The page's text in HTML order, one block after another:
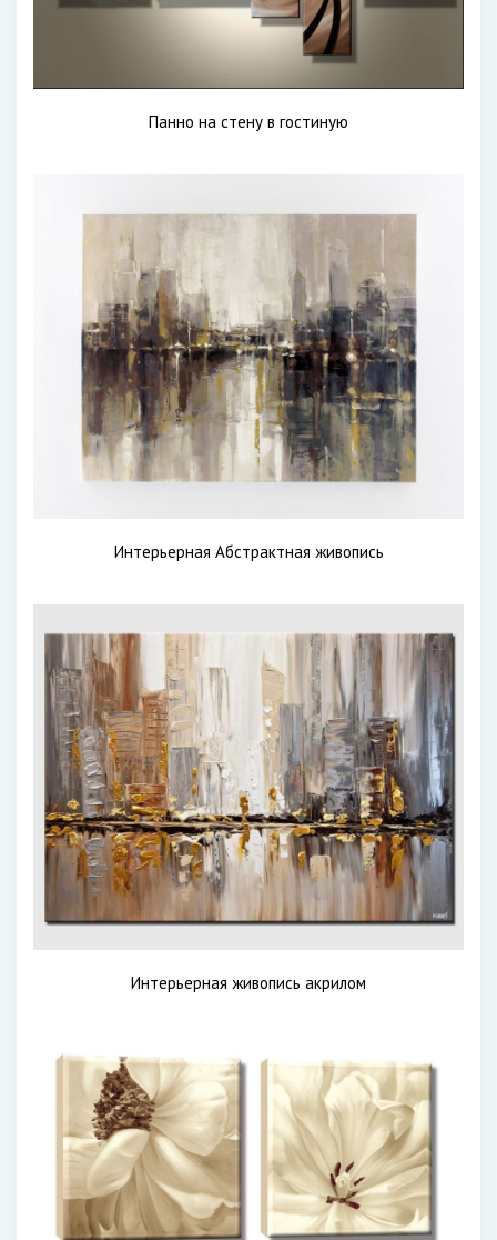
Панно на стену в гостиную
Интерьерная Абстрактная живопись
Интерьерная живопись акрилом